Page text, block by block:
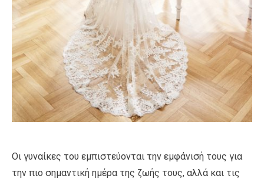
Οι γυναίκες του εμπιστεύονται την εμφάνισή τους για
την πιο σημαντική ημέρα της ζωής τους, αλλά και τις